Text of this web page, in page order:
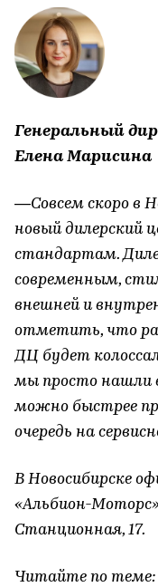
Генеральный
Елена Марисина
—Совсем скоро в
новый дилерский
стандартам.
современным,
внешней и
отметить, что
ДЦ будет
мы просто нашли
можно быстрее
очередь на
В Новосибирске
«Альбион-Моторс»
Станционная, 17.
Читайте по теме: